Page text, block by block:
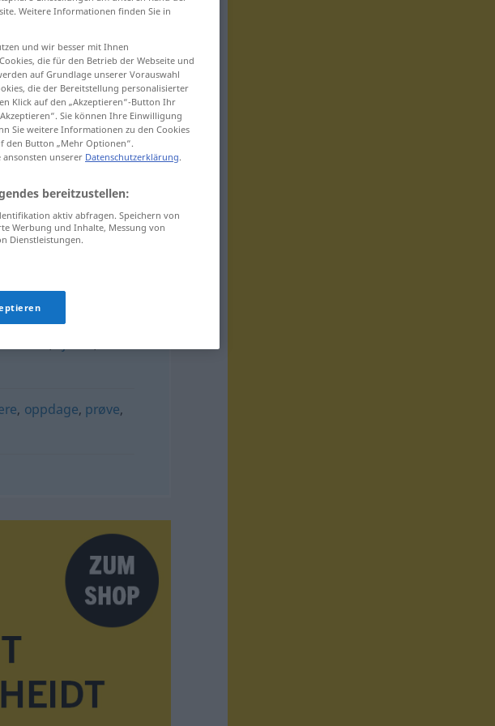
, oppdage, prøve,
Weitere Informationen finden Sie in
und wir besser mit Ihnen
die für den Betrieb der Webseite und
auf Grundlage unserer Vorauswahl
die der Bereitstellung personalisierter
Klick auf den „Akzeptieren“-Button Ihr
Sie können Ihre Einwilligung
Sie weitere Informationen zu den Cookies
den Button „Mehr Optionen“.
unserer Datenschutzerklärung.
bereitzustellen:
aktiv abfragen. Speichern von
Werbung und Inhalte, Messung von
Dienstleistungen.